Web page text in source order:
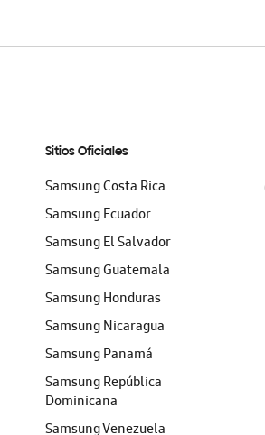
Sitios Oficiales
Samsung Costa Rica
Samsung Ecuador
Samsung El Salvador
Samsung Guatemala
Samsung Honduras
Samsung Nicaragua
Samsung Panamá
Samsung República
Dominicana
Samsung Venezuela